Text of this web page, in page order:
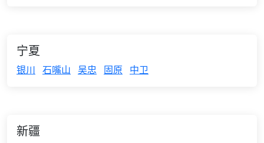
宁夏
银川 石嘴山 吴忠 固原 中卫
新疆